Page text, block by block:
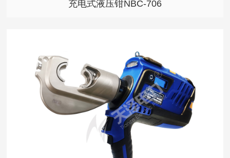
充电式液压钳NBC-706